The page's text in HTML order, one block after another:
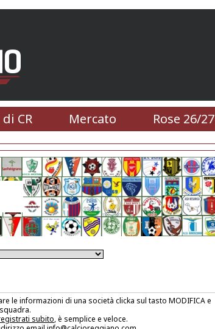
CR Mercato Rose 26/27
le informazioni di una società clicka sul tasto MODIFICA e
subito, è semplice e veloce.